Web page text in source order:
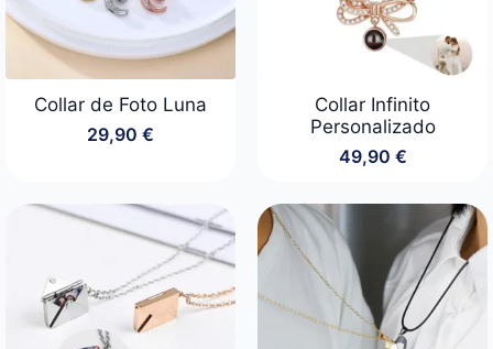
Collar de Foto Luna
29,90 €
Collar Infinito
Personalizado
49,90 €